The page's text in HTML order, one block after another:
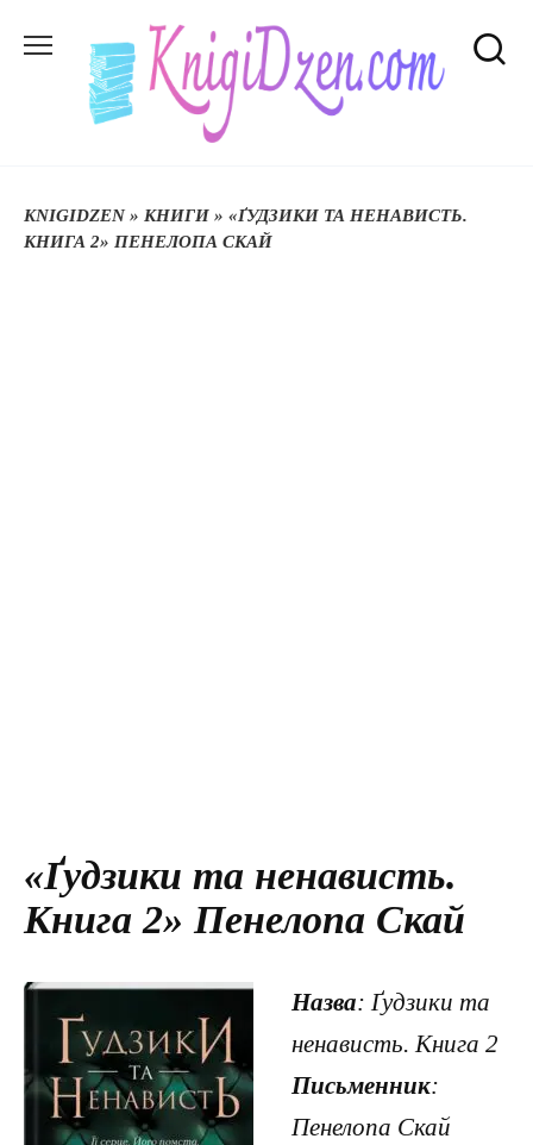
до
KNIGIDZEN» КНИГИ » «ҐУДЗИКИ ТА НЕНАВИСТЬ.
КНИГА 2» ПЕНЕЛОПА СКАЙ
«Ґудзики та ненависть.
Книга 2» Пенелопа Скай
Назва: Ґудзики та
ненависть. Книга 2
Письменник:
Пенелопа Скай